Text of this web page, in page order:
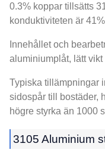
0.3% koppar tillsätts
konduktiviteten är
Innehållet och
aluminiumplåt, lätt
Typiska tillämpningar
sidospår till bostäder,
högre styrka än 1000
3105 Aluminium